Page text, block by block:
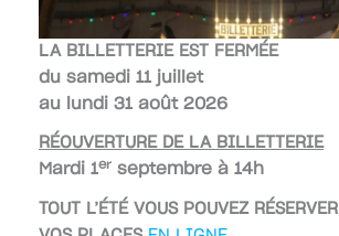
LA BILLETTERIE EST FERMÉE
du samedi 11 juillet
au lundi 31 août 2026
RÉOUVERTURE DE LA BILLETTERIE
Mardi 1er septembre à 14h
TOUT L’ÉTÉ VOUS POUVEZ RÉSERVER